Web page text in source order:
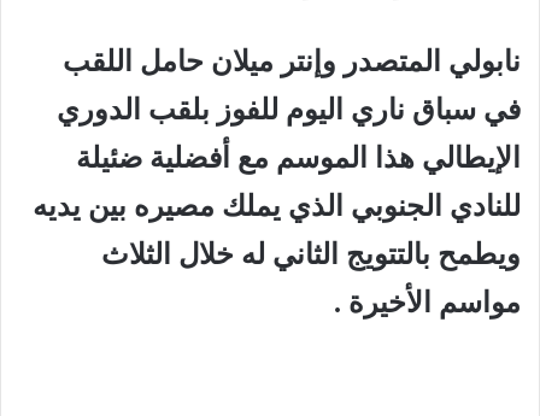
نابولي المتصدر وإنتر ميلان حامل اللقب
في سباق ناري اليوم للفوز بلقب الدوري
الإيطالي هذا الموسم مع أفضلية ضئيلة
للنادي الجنوبي الذي يملك مصيره بين يديه
ويطمح بالتتويج الثاني له خلال الثلاث
مواسم الأخيرة .